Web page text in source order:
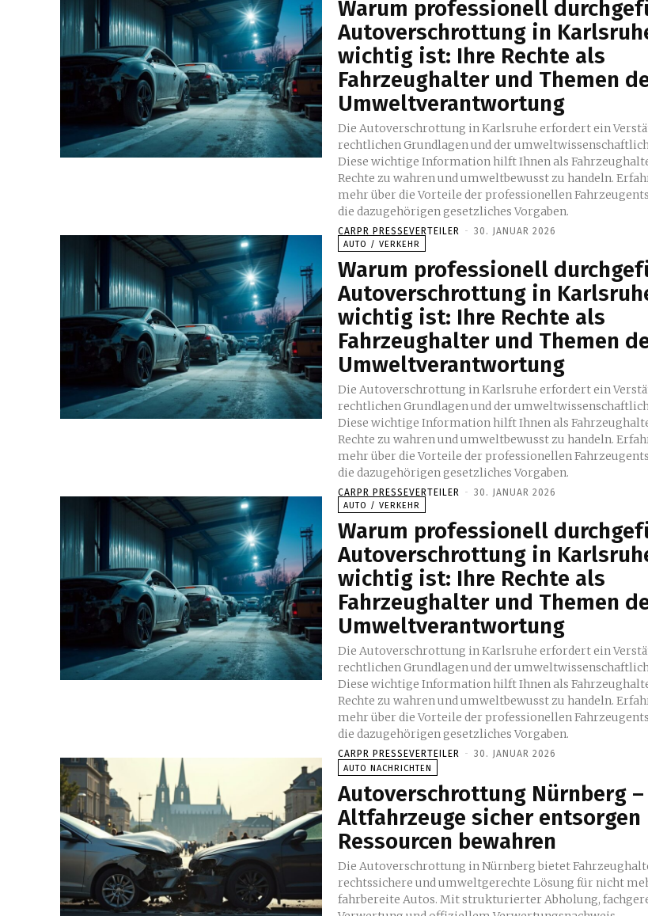
Warum professionell
Autoverschrottung in
wichtig ist: Ihre Rechte als
Fahrzeughalter und Themen
Umweltverantwortung
Die Autoverschrottung in Karlsruhe erfordert ein
rechtlichen Grundlagen und der
Diese wichtige Information hilft Ihnen als
Rechte zu wahren und umweltbewusst zu handeln.
mehr über die Vorteile der professionellen
die dazugehörigen gesetzliches Vorgaben.
CARPR PRESSEVERTEILER - 30. JANUAR 2026
AUTO / VERKEHR
Warum professionell
Autoverschrottung in
wichtig ist: Ihre Rechte als
Fahrzeughalter und Themen
Umweltverantwortung
Die Autoverschrottung in Karlsruhe erfordert ein
rechtlichen Grundlagen und der
Diese wichtige Information hilft Ihnen als
Rechte zu wahren und umweltbewusst zu handeln.
mehr über die Vorteile der professionellen
die dazugehörigen gesetzliches Vorgaben.
CARPR PRESSEVERTEILER - 30. JANUAR 2026
AUTO / VERKEHR
Warum professionell
Autoverschrottung in
wichtig ist: Ihre Rechte als
Fahrzeughalter und Themen
Umweltverantwortung
Die Autoverschrottung in Karlsruhe erfordert ein
rechtlichen Grundlagen und der
Diese wichtige Information hilft Ihnen als
Rechte zu wahren und umweltbewusst zu handeln.
mehr über die Vorteile der professionellen
die dazugehörigen gesetzliches Vorgaben.
CARPR PRESSEVERTEILER - 30. JANUAR 2026
AUTO NACHRICHTEN
Autoverschrottung Nürnberg –
Altfahrzeuge sicher entsorgen
Ressourcen bewahren
Die Autoverschrottung in Nürnberg bietet
rechtssichere und umweltgerechte Lösung für nicht
fahrbereite Autos. Mit strukturierter Abholung,